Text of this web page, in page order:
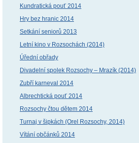
Kundratická pouť 2014
Hry bez hranic 2014
Setkání seniorů 2013
Letní kino v Rozsochách (2014)
Úřední obřady
Divadelní spolek Rozsochy – Mrazík (2014)
Zubří karneval 2014
Albrechtická pouť 2014
Rozsochy čtou dětem 2014
Turnaj v šipkách (Orel Rozsochy, 2014)
Vítání občánků 2014